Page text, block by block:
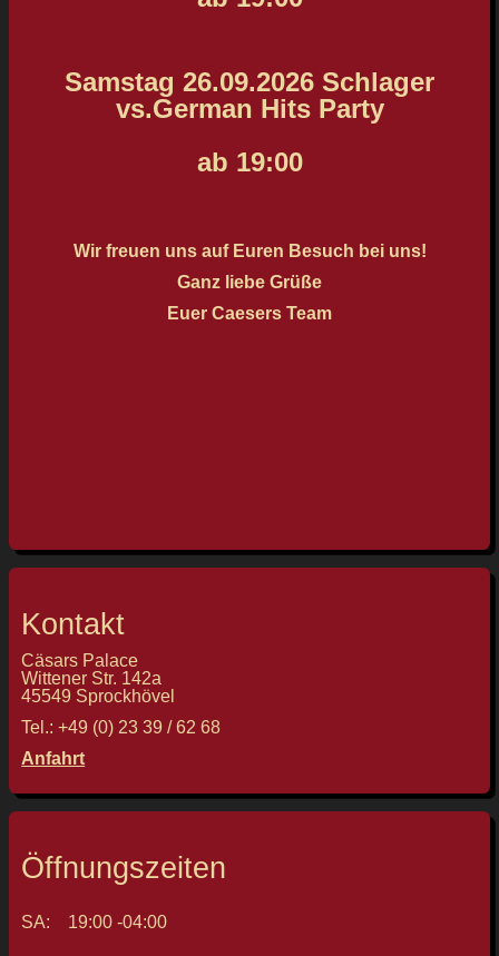
Samstag 26.09.2026 Schlager
vs.German Hits Party
ab 19:00
Wir freuen uns auf Euren Besuch bei uns!
Ganz liebe Grüße
Euer Caesers Team
Kontakt
Cäsars Palace
Wittener Str. 142a
45549 Sprockhövel
Tel.: +49 (0) 23 39 / 62 68
Anfahrt
Öffnungszeiten
SA: 19:00 -04:00